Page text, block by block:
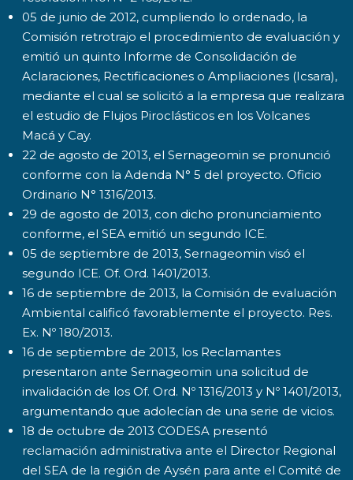
05 de junio de 2012, cumpliendo lo ordenado, la
Comisión retrotrajo el procedimiento de evaluación y
emitió un quinto Informe de Consolidación de
Aclaraciones, Rectificaciones o Ampliaciones (Icsara),
mediante el cual se solicitó a la empresa que realizara
el estudio de Flujos Piroclásticos en los Volcanes
Macá y Cay.
22 de agosto de 2013, el Sernageomin se pronunció
conforme con la Adenda N° 5 del proyecto. Oficio
Ordinario N° 1316/2013.
29 de agosto de 2013, con dicho pronunciamiento
conforme, el SEA emitió un segundo ICE.
05 de septiembre de 2013, Sernageomin visó el
segundo ICE. Of. Ord. 1401/2013.
16 de septiembre de 2013, la Comisión de evaluación
Ambiental calificó favorablemente el proyecto. Res.
Ex. Nº 180/2013.
16 de septiembre de 2013, los Reclamantes
presentaron ante Sernageomin una solicitud de
invalidación de los Of. Ord. Nº 1316/2013 y Nº 1401/2013,
argumentando que adolecían de una serie de vicios.
18 de octubre de 2013 CODESA presentó
reclamación administrativa ante el Director Regional
del SEA de la región de Aysén para ante el Comité de